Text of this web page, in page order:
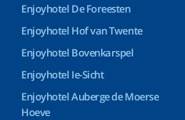
Enjoyhotel De Foreesten
Enjoyhotel Hof van Twente
Enjoyhotel Bovenkarspel
Enjoyhotel Ie-Sicht
Enjoyhotel Auberge de Moerse
Hoeve